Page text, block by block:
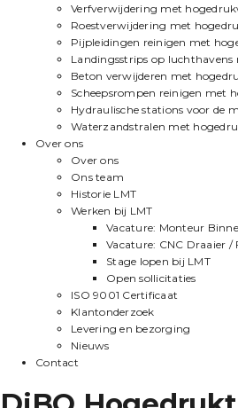
Verfverwijdering met
Roestverwijdering met
Pijpleidingen reinigen met
Landingsstrips op
Beton verwijderen met
Scheepsrompen reinigen met
Hydraulische stations voor de
Waterzandstralen met
Over ons
Over ons
Ons team
Historie LMT
Werken bij LMT
Vacature: Monteur
Vacature: CNC Draaier /
Stage lopen bij LMT
Open sollicitaties
ISO 9001 Certificaat
Klantonderzoek
Levering en bezorging
Nieuws
Contact